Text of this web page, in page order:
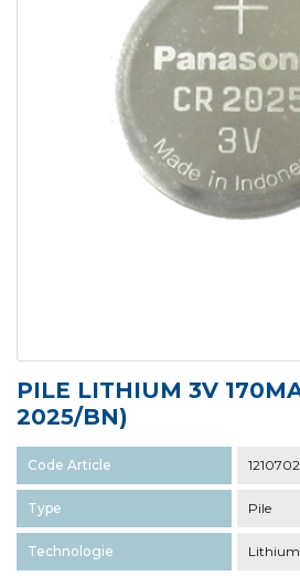
PILE LITHIUM 3V
2025/BN)
Code Article
Type Pile
Technologie Lithium